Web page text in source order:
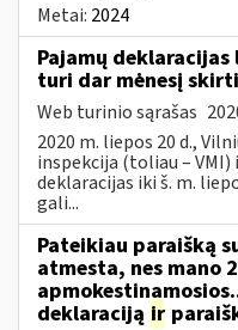
Metai: 2024
Pajamų
turi dar mėnesį
Web turinio sąrašas
2020 m. liepos 20 d.,
inspekcija (toliau –
deklaracijas iki š. m.
gali...
Pateikiau paraišką
atmesta, nes mano
deklaraciją ir